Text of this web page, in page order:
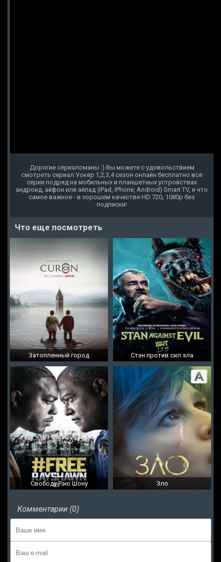
Дорогие сериаломаны :) Вы можете с удовольствием
смотреть сериал Уокер 1,2,3,4 сезон онлайн бесплатно все
серии подряд на мобильных и планшетных устройствах
андроид, айфон или айпад (iPad, iPhone, Android) Smart TV, и что
самое важное - в хорошем качестве HD 720, 1080p без
подписки!
Что еще посмотреть
Затопленный город Стэн против сил зла
Свободу Рэю Шону Зло
Комментарии (0)